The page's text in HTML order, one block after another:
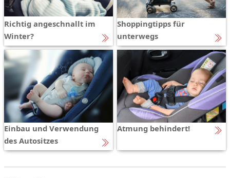
Richtig angeschnallt im
Winter?
Shoppingtipps für
unterwegs
Einbau und Verwendung
des Autositzes
Atmung behindert!